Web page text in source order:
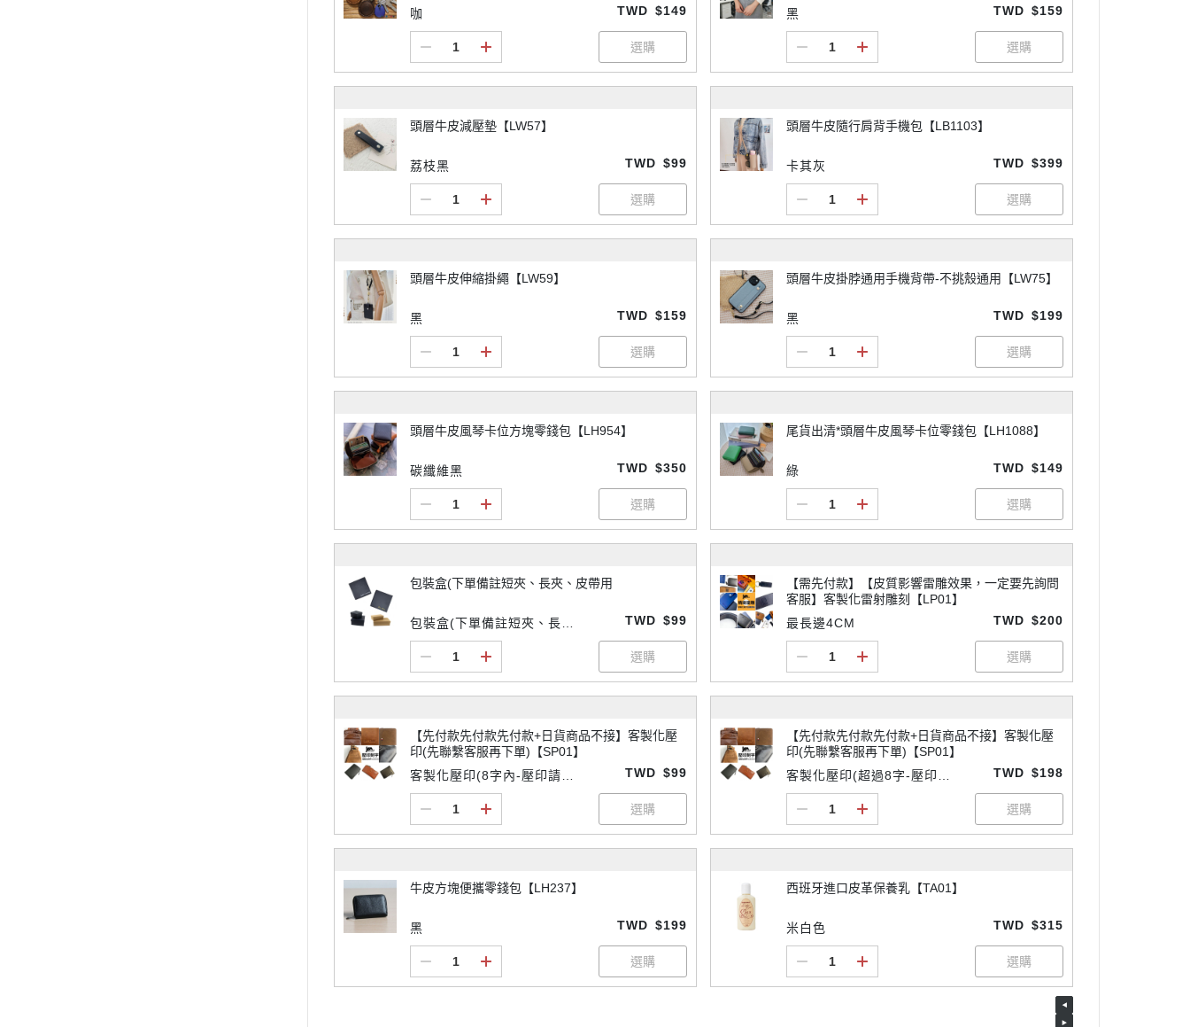
咖 TWD $149 黑 TWD $159
頭層牛皮減壓墊【LW57】
荔枝黑 TWD $99
頭層牛皮隨行肩背手機包【LB1103】
卡其灰 TWD $399
頭層牛皮伸縮掛繩【LW59】
黑 TWD $159
頭層牛皮掛脖通用手機背帶-不挑殼通用【LW75】
黑 TWD $199
頭層牛皮風琴卡位方塊零錢包【LH954】
碳纖維黑 TWD $350
尾貨出清*頭層牛皮風琴卡位零錢包【LH1088】
綠 TWD $149
包裝盒(下單備註短夾、長夾、皮帶用
包裝盒(下單備註短夾、長
TWD $99
【需先付款】【皮質影響雷雕效果，一定要先詢問
客服】客製化雷射雕刻【LP01】
最長邊4CM
TWD $200
【先付款先付款先付款+日貨商品不接】客製化壓
印(先聯繫客服再下單)【SP01】
客製化壓印(8字內-壓印請先
TWD $99
【先付款先付款先付款+日貨商品不接】客製化壓
印(先聯繫客服再下單)【SP01】
客製化壓印(超過8字-壓印請
TWD $198
牛皮方塊便攜零錢包【LH237】
黑 TWD $199
西班牙進口皮革保養乳【TA01】
米白色 TWD $315